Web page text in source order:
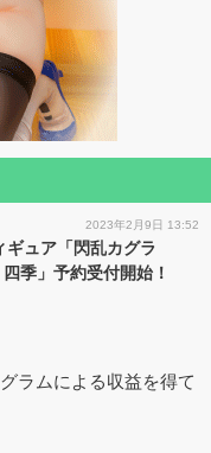
2023年2月9日 13:52
ギュア「閃乱カグラ
季」予約受付開始！
ラムによる収益を得て